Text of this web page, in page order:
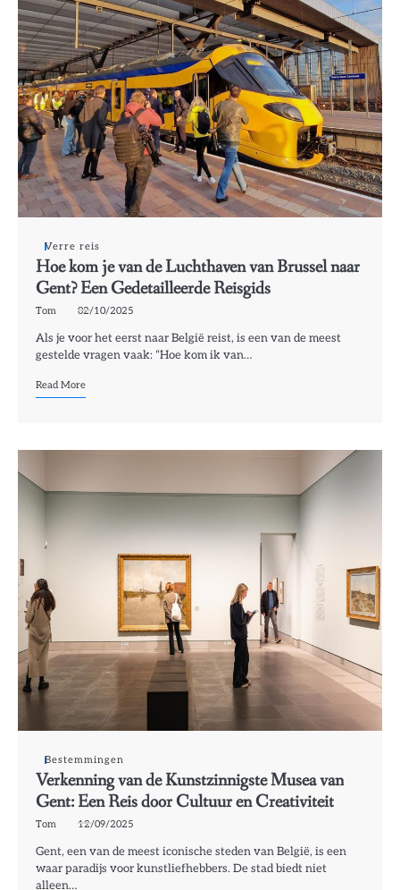
Verre reis
Hoe kom je van de Luchthaven van Brussel naar
Gent? Een Gedetailleerde Reisgids
Tom 02/10/2025
Als je voor het eerst naar België reist, is een van de meest
gestelde vragen vaak: “Hoe kom ik van…
Read More
Bestemmingen
Verkenning van de Kunstzinnigste Musea van
Gent: Een Reis door Cultuur en Creativiteit
Tom 12/09/2025
Gent, een van de meest iconische steden van België, is een
waar paradijs voor kunstliefhebbers. De stad biedt niet
alleen…